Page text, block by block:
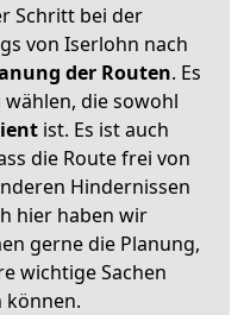
Schritt bei der
von Iserlohn nach
der Routen. Es
die sowohl
ist. Es ist auch
die Route frei von
Hindernissen
hier haben wir
gerne die Planung,
wichtige Sachen
können.